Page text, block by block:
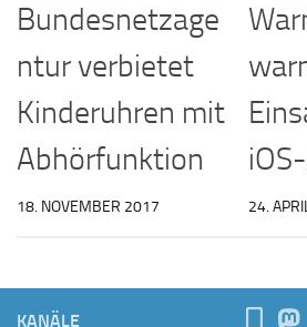
Bundesnetzage
ntur verbietet
Kinderuhren mit
Abhörfunktion
18. NOVEMBER 2017 24.
KANÄLE